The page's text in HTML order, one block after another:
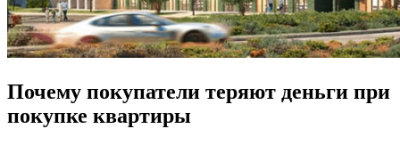
Почему покупатели теряют деньги при
покупке квартиры